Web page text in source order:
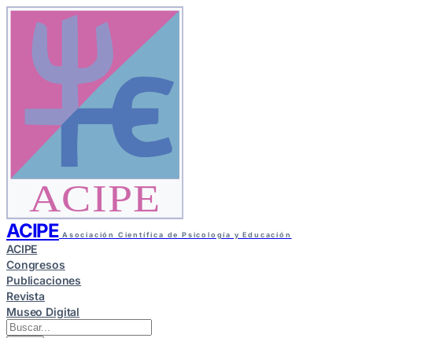
ACIPE
ACIPE Asociación Científica de Psicología y Educación
ACIPE
Congresos
Publicaciones
Revista
Museo Digital